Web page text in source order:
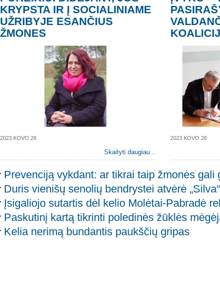
KRYPSTA IR Į SOCIALINIAME
UŽRIBYJE ESANČIUS
ŽMONES
2023 KOVO 28
Skaityti daugiau...
2023 KOVO 28
Prevenciją vykdant: ar tikrai taip žmonės gali
Duris vienišų senolių bendrystei atvėrė
Įsigaliojo sutartis dėl kelio Molėtai-Pabradė
Paskutinį kartą tikrinti poledinės žūklės
Kelia nerimą bundantis paukščių gripas